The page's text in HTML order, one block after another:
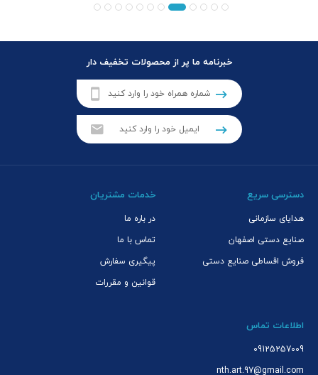
خبرنامه ما پر از محصولات تخفیف دار
دسترسی سریع
هدایای سازمانی
صنایع دستی اصفهان
فروش اقساطی صنایع دستی
خدمات مشتریان
در باره ما
تماس با ما
پیگیری سفارش
قوانین و مقررات
اطلاعات تماس
09125257009
nth.art.97@gmail.com